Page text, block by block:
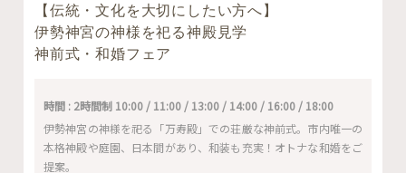
【伝統・文化を大切にしたい方へ】
伊勢神宮の神様を祀る神殿見学
神前式・和婚フェア
時間 : 2時間制 10:00 / 11:00 / 13:00 / 14:00 / 16:00 / 18:00
伊勢神宮の神様を祀る「万寿殿」での荘厳な神前式。市内唯一の
本格神殿や庭園、日本間があり、和装も充実！オトナな和婚をご
提案。